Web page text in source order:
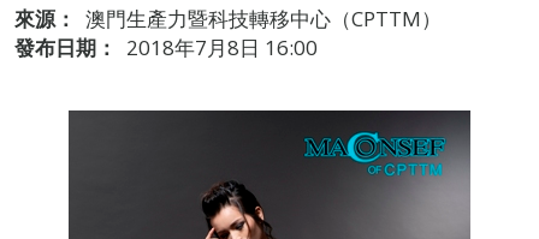
來源：
澳門生產力暨科技轉移中心（CPTTM）
發布日期：
2018年7月8日 16:00